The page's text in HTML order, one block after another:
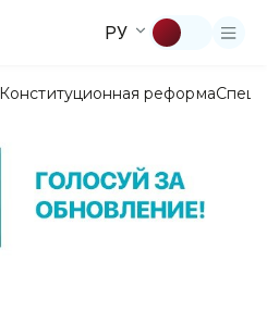
РУ
Конституционная реформа